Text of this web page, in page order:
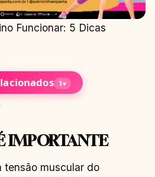
Funcionar: 5 Dicas
1▾
IMPORTANTE
tensão muscular do